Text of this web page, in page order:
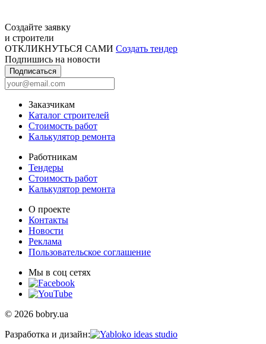
Создайте заявку
и строители
ОТКЛИКНУТЬСЯ САМИ Создать тендер
Подпишись на новости
Подписаться
Заказчикам
Каталог строителей
Стоимость работ
Калькулятор ремонта
Работникам
Тендеры
Стоимость работ
Калькулятор ремонта
О проекте
Контакты
Новости
Реклама
Пользовательское соглашение
Мы в соц сетях
© 2026 bobry.ua
Разработка и дизайн: